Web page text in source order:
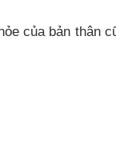
của bản thân